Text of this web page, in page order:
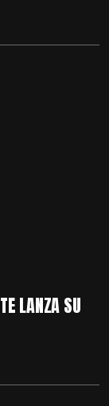
LANZA SU